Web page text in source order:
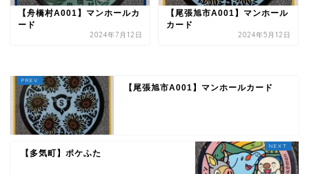
【舟橋村A001】マンホールカ
ード
2024年7月12日
【尾張旭市A001】マンホール
カード
2024年5月12日
【尾張旭市A001】マンホールカード
【多気町】ポケふた